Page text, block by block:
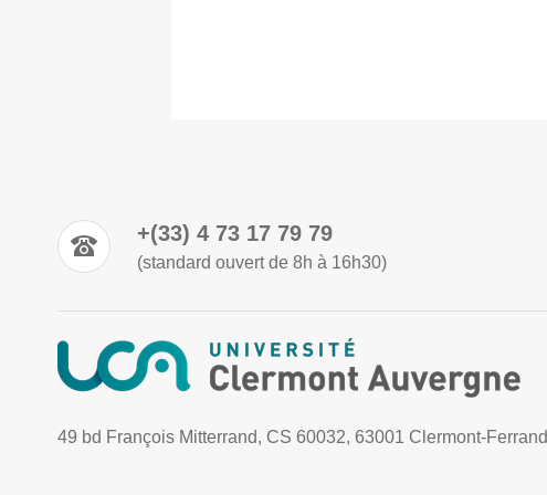
+(33) 4 73 17 79 79
(standard ouvert de 8h à 16h30)
49 bd François Mitterrand, CS 60032, 63001 Clermont-Ferrand